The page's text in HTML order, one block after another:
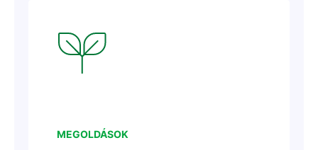
MEGOLDÁSOK
Új ablakban nyílik meg